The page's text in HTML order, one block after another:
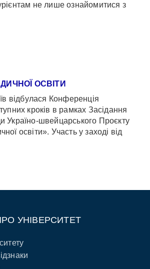
не лише ознайомитися з
ОСВІТИ
відбулася Конференція
кроків в рамках Засідання
Україно-швейцарського Проєкту
освіти». Участь у заході від
УНІВЕРСИТЕТ